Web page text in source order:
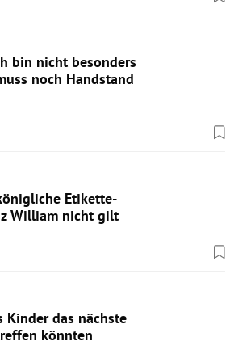
bin nicht besonders
noch Handstand
Etikette-
William nicht gilt
Kinder das nächste
könnten